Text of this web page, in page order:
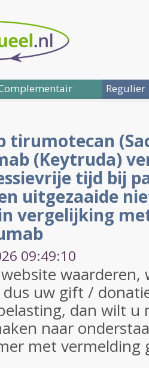
Regulier
tirumotecan
(Keytruda)
tijd bij
uitgezaaide
vergelijking
09:49:10
dus uw gift /
dan wilt u
naar
met